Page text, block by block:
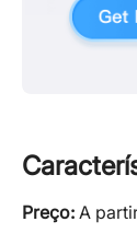
Preço: A